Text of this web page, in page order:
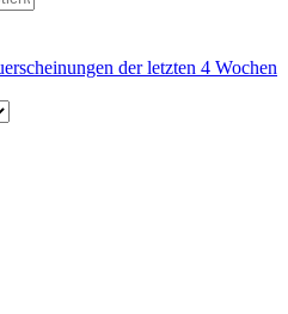
der letzten 4 Wochen